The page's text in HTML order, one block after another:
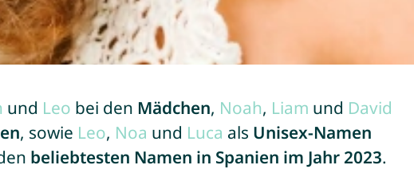
und Leo bei den Mädchen, Noah, Liam und David
, sowie Leo, Noa und Luca als Unisex-Namen
beliebtesten Namen in Spanien im Jahr 2023.